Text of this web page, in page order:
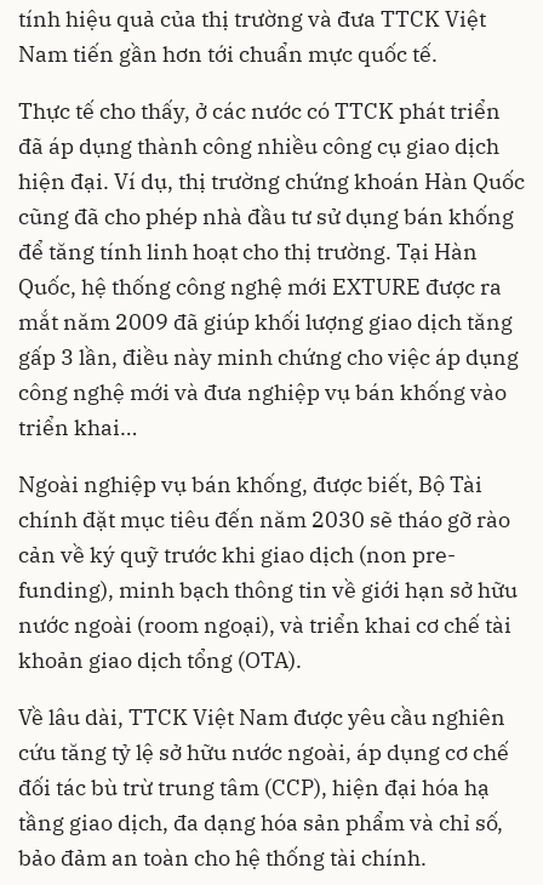
tính hiệu quả của thị trường và đưa TTCK Việt
Nam tiến gần hơn tới chuẩn mực quốc tế.
Thực tế cho thấy, ở các nước có TTCK phát triển
đã áp dụng thành công nhiều công cụ giao dịch
hiện đại. Ví dụ, thị trường chứng khoán Hàn Quốc
cũng đã cho phép nhà đầu tư sử dụng bán khống
để tăng tính linh hoạt cho thị trường. Tại Hàn
Quốc, hệ thống công nghệ mới EXTURE được ra
mắt năm 2009 đã giúp khối lượng giao dịch tăng
gấp 3 lần, điều này minh chứng cho việc áp dụng
công nghệ mới và đưa nghiệp vụ bán khống vào
triển khai…
Ngoài nghiệp vụ bán khống, được biết, Bộ Tài
chính đặt mục tiêu đến năm 2030 sẽ tháo gỡ rào
cản về ký quỹ trước khi giao dịch (non pre-
funding), minh bạch thông tin về giới hạn sở hữu
nước ngoài (room ngoại), và triển khai cơ chế tài
khoản giao dịch tổng (OTA).
Về lâu dài, TTCK Việt Nam được yêu cầu nghiên
cứu tăng tỷ lệ sở hữu nước ngoài, áp dụng cơ chế
đối tác bù trừ trung tâm (CCP), hiện đại hóa hạ
tầng giao dịch, đa dạng hóa sản phẩm và chỉ số,
bảo đảm an toàn cho hệ thống tài chính.